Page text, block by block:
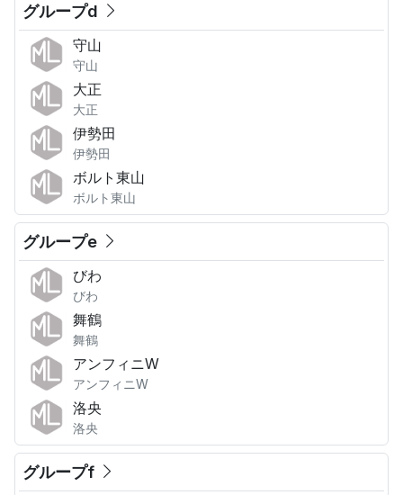
グループd
守山
守山
大正
大正
伊勢田
伊勢田
ボルト東山
ボルト東山
グループe
びわ
びわ
舞鶴
舞鶴
アンフィニW
アンフィニW
洛央
洛央
グループf